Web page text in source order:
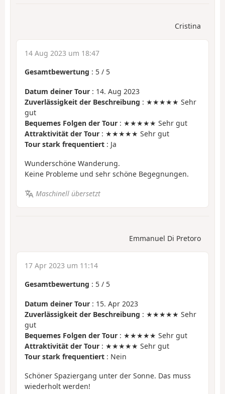
Cristina
14 Aug 2023 um 18:47
Gesamtbewertung : 5 / 5
Datum deiner Tour : 14. Aug 2023
Zuverlässigkeit der Beschreibung : ★★★★★ Sehr
gut
Bequemes Folgen der Tour : ★★★★★ Sehr gut
Attraktivität der Tour : ★★★★★ Sehr gut
Tour stark frequentiert : Ja
Wunderschöne Wanderung.
Keine Probleme und sehr schöne Begegnungen.
Maschinell übersetzt
Emmanuel Di Pretoro
17 Apr 2023 um 11:14
Gesamtbewertung : 5 / 5
Datum deiner Tour : 15. Apr 2023
Zuverlässigkeit der Beschreibung : ★★★★★ Sehr
gut
Bequemes Folgen der Tour : ★★★★★ Sehr gut
Attraktivität der Tour : ★★★★★ Sehr gut
Tour stark frequentiert : Nein
Schöner Spaziergang unter der Sonne. Das muss
wiederholt werden!